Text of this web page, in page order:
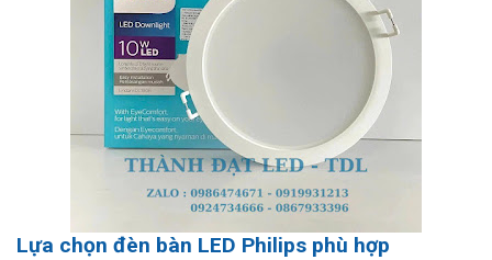
Lựa chọn đèn bàn LED Philips phù hợp